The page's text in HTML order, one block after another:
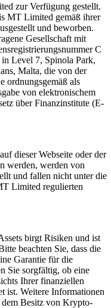
zur Verfügung gestellt.
MT Limited gemäß ihrer
und beworben.
Gesellschaft mit
C
Level 7, Spinola Park,
Malta, die von der
ordnungsgemäß als
von elektronischem
über Finanzinstitute (E-
dieser Webseite oder der
werden, werden von
und fallen nicht unter die
Limited regulierten
birgt Risiken und ist
beachten Sie, dass die
Garantie für die
Sie sorgfältig, ob eine
Ihrer finanziellen
ist. Weitere Informationen
Besitz von Krypto-